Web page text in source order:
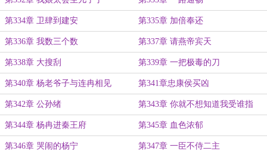
第334章 卫肆到建安 第335章 加倍奉还
第336章 我数三个数 第337章 请燕帝宾天
第338章 大搜刮 第339章 一把极毒的刀
第340章 杨老爷子与连冉相见 第341章忠康侯买凶
第342章 公孙绪 第343章 你就不想知道我受谁指
使？
第344章 杨冉进秦王府 第345章 血色浓郁
第346章 哭闹的杨宁 第347章 一臣不侍二主